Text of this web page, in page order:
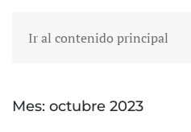
Ir al contenido principal
Mes: octubre 2023